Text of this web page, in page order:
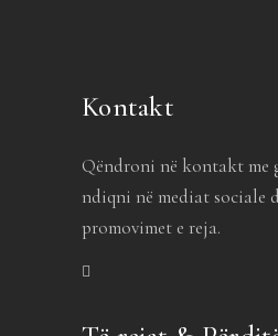
Kontakt
Qëndroni në kontakt me
ndiqni në mediat sociale
promovimet e reja.